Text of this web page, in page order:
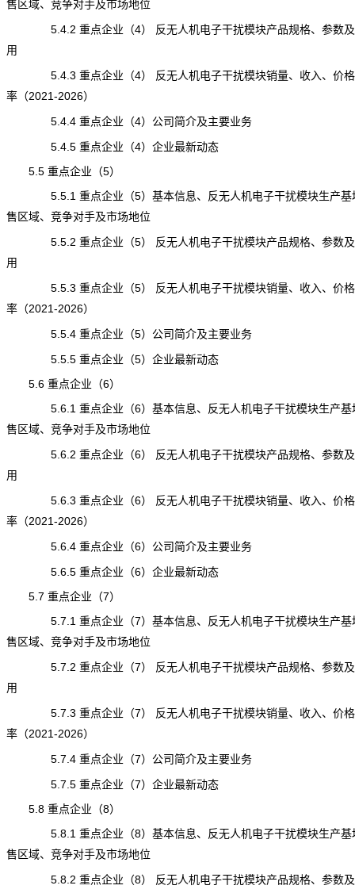
售区域、竞争对手及市场地位
5.4.2 重点企业（4） 反无人机电子干扰模块产品规格、参数及
用
5.4.3 重点企业（4） 反无人机电子干扰模块销量、收入、价格
率（2021-2026）
5.4.4 重点企业（4）公司简介及主要业务
5.4.5 重点企业（4）企业最新动态
5.5 重点企业（5）
5.5.1 重点企业（5）基本信息、反无人机电子干扰模块生产基
售区域、竞争对手及市场地位
5.5.2 重点企业（5） 反无人机电子干扰模块产品规格、参数及
用
5.5.3 重点企业（5） 反无人机电子干扰模块销量、收入、价格
率（2021-2026）
5.5.4 重点企业（5）公司简介及主要业务
5.5.5 重点企业（5）企业最新动态
5.6 重点企业（6）
5.6.1 重点企业（6）基本信息、反无人机电子干扰模块生产基
售区域、竞争对手及市场地位
5.6.2 重点企业（6） 反无人机电子干扰模块产品规格、参数及
用
5.6.3 重点企业（6） 反无人机电子干扰模块销量、收入、价格
率（2021-2026）
5.6.4 重点企业（6）公司简介及主要业务
5.6.5 重点企业（6）企业最新动态
5.7 重点企业（7）
5.7.1 重点企业（7）基本信息、反无人机电子干扰模块生产基
售区域、竞争对手及市场地位
5.7.2 重点企业（7） 反无人机电子干扰模块产品规格、参数及
用
5.7.3 重点企业（7） 反无人机电子干扰模块销量、收入、价格
率（2021-2026）
5.7.4 重点企业（7）公司简介及主要业务
5.7.5 重点企业（7）企业最新动态
5.8 重点企业（8）
5.8.1 重点企业（8）基本信息、反无人机电子干扰模块生产基
售区域、竞争对手及市场地位
5.8.2 重点企业（8） 反无人机电子干扰模块产品规格、参数及